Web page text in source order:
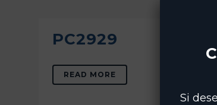
PC2929
READ MORE
Si